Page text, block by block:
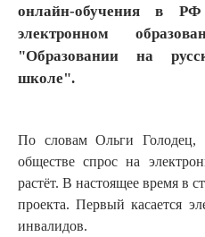
онлайн-обучения в
электронном
"Образовании на
школе".
По словам Ольги Голодец,
обществе спрос на
растёт. В настоящее время в
проекта. Первый касается
инвалидов.